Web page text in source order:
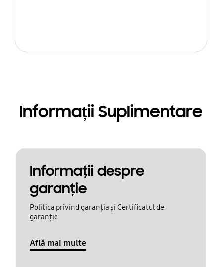
Informații Suplimentare
Informaţii despre
garanţie
Politica privind garanția și Certificatul de
garanție
Află mai multe